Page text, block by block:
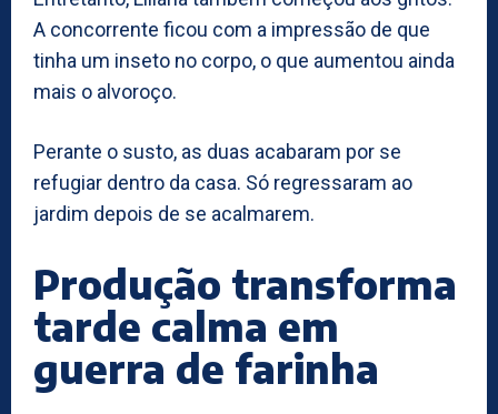
A concorrente ficou com a impressão de que
tinha um inseto no corpo, o que aumentou ainda
mais o alvoroço.
Perante o susto, as duas acabaram por se
refugiar dentro da casa. Só regressaram ao
jardim depois de se acalmarem.
Produção transforma
tarde calma em
guerra de farinha